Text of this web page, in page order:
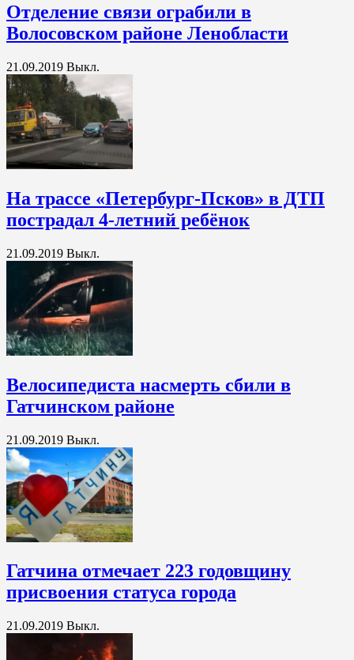
Отделение связи ограбили в
Волосовском районе Ленобласти
21.09.2019 Выкл.
На трассе «Петербург-Псков» в ДТП
пострадал 4-летний ребёнок
21.09.2019 Выкл.
Велосипедиста насмерть сбили в
Гатчинском районе
21.09.2019 Выкл.
Гатчина отмечает 223 годовщину
присвоения статуса города
21.09.2019 Выкл.